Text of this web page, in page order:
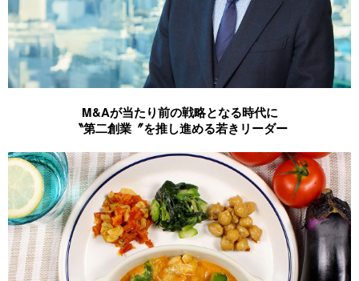
M&Aが当たり前の戦略となる時代に
〝第二創業〞を推し進める若きリーダー